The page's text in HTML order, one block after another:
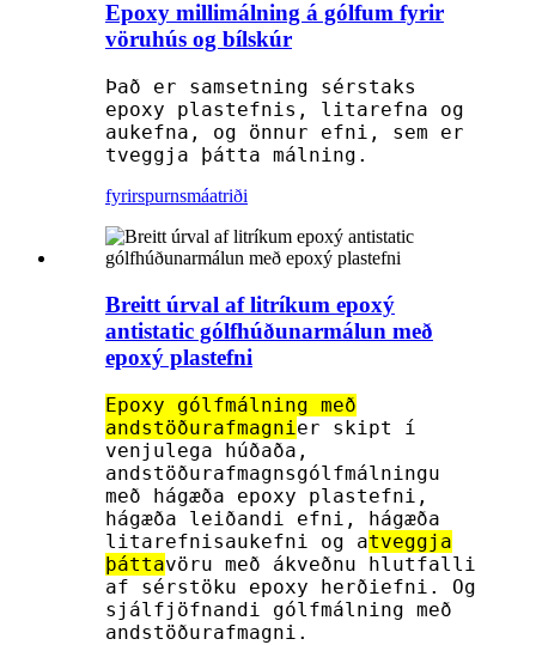
Epoxy millimálning á gólfum fyrir
vöruhús og bílskúr
Það er samsetning sérstaks
epoxy plastefnis, litarefna og
aukefna, og önnur efni, sem er
tveggja þátta málning.
fyrirspurnsmáatriði
Breitt úrval af litríkum epoxý
antistatic gólfhúðunarmálun með
epoxý plastefni
Epoxy gólfmálning með
andstöðurafmagni er skipt í
venjulega húðaða,
andstöðurafmagnsgólfmálningu
með hágæða epoxy plastefni,
hágæða leiðandi efni, hágæða
litarefnisaukefni og atveggja
þáttavöru með ákveðnu hlutfalli
af sérstöku epoxy herðiefni. Og
sjálfjöfnandi gólfmálning með
andstöðurafmagni.